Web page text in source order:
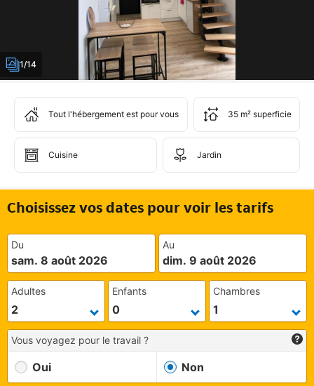
1/14
Tout l'hébergement est pour vous 35 m² superficie
Cuisine Jardin
Choisissez vos dates pour voir les tarifs
Du
sam. 8 août 2026
Au
dim. 9 août 2026
Adultes Enfants Chambres
Vous voyagez pour le travail ?
Oui Non